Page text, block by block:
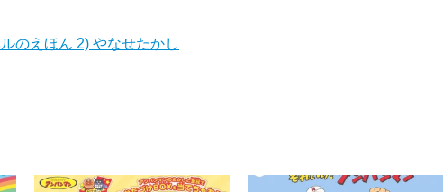
のえほん 2) やなせたかし